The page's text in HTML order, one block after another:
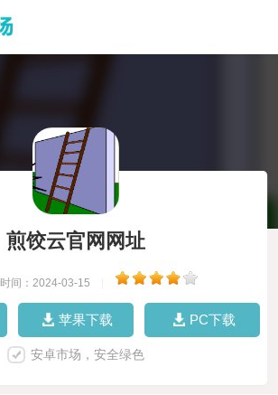
煎饺云官网网址
时间：2024-03-15
苹果下载 PC下载
安卓市场，安全绿色